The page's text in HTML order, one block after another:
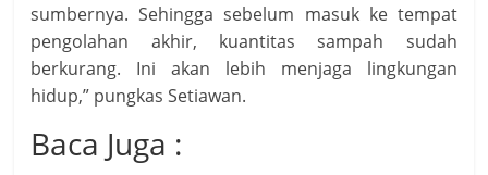
sumbernya. Sehingga sebelum masuk ke tempat
pengolahan akhir, kuantitas sampah sudah
berkurang. Ini akan lebih menjaga lingkungan
hidup,” pungkas Setiawan.
Baca Juga :